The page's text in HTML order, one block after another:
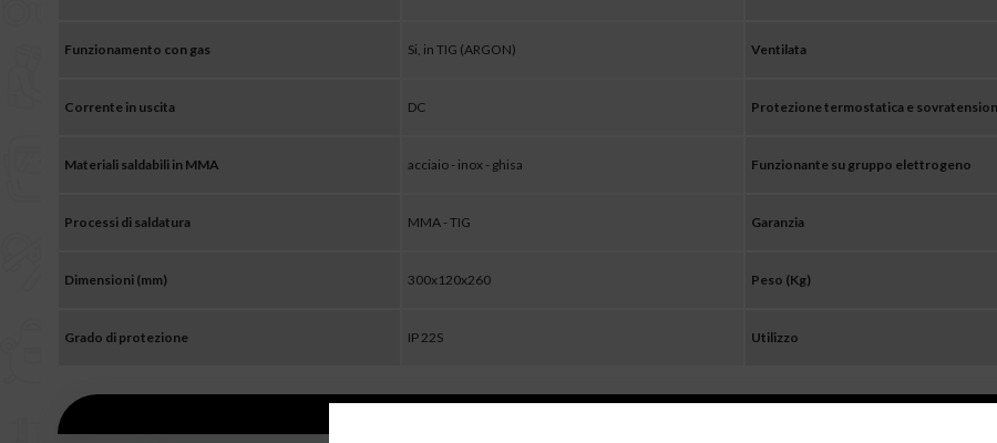
Funzionamento con gas Si, in TIG (ARGON) Ventilata
Corrente in uscita DC Protezione termostatica e
Materiali saldabili in MMA acciaio - inox - ghisa Funzionante su gruppo elettrogeno
Processi di saldatura MMA - TIG Garanzia
Dimensioni (mm) 300x120x260 Peso (Kg)
Grado di protezione IP 22S Utilizzo
Visualizza tutti i prodotti in questa categoria